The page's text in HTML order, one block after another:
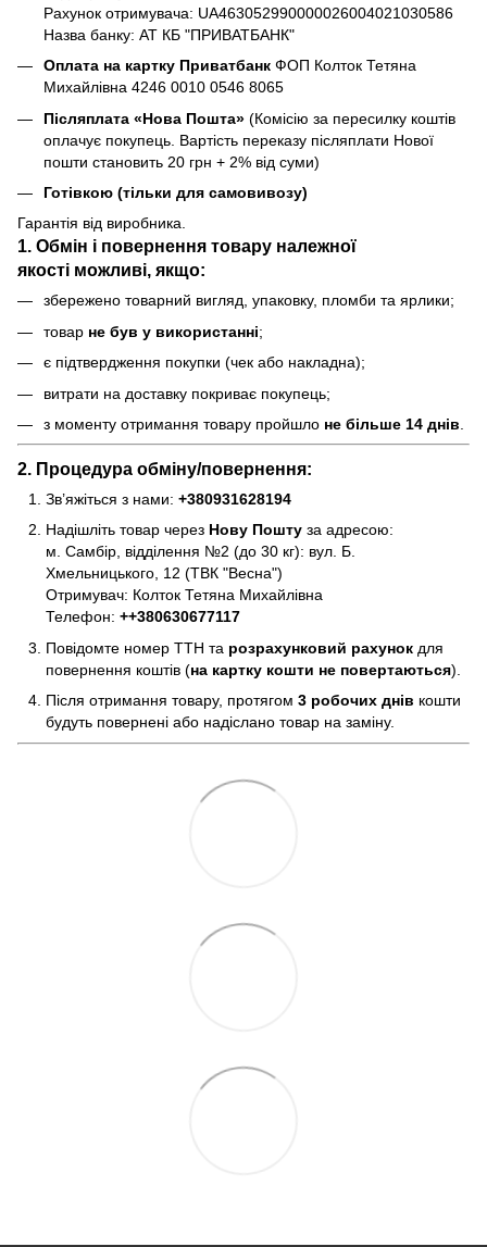
Рахунок отримувача: UA463052990000026004021030586
Назва банку: АТ КБ "ПРИВАТБАНК"
Оплата на картку Приватбанк ФОП Колток Тетяна
Михайлівна 4246 0010 0546 8065
Післяплата «Нова Пошта» (Комісію за пересилку коштів
оплачує покупець. Вартість переказу післяплати Нової
пошти становить 20 грн + 2% від суми)
Готівкою (тільки для самовивозу)
Гарантія від виробника.
1. Обмін і повернення товару належної
якості можливі, якщо:
збережено товарний вигляд, упаковку, пломби та ярлики;
товар не був у використанні;
є підтвердження покупки (чек або накладна);
витрати на доставку покриває покупець;
з моменту отримання товару пройшло не більше 14 днів
2. Процедура обміну/повернення:
Зв’яжіться з нами: +380931628194
Надішліть товар через Нову Пошту за адресою:
м. Самбір, відділення №2 (до 30 кг): вул. Б.
Хмельницького, 12 (ТВК "Весна")
Отримувач: Колток Тетяна Михайлівна
Телефон: ++380630677117
Повідомте номер ТТН та розрахунковий рахунок для
повернення коштів (на картку кошти не повертаються).
Після отримання товару, протягом 3 робочих днів кошти
будуть повернені або надіслано товар на заміну.